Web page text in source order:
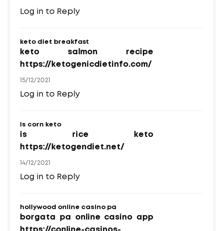
Log in to Reply
keto diet breakfast
keto salmon recipe
https://ketogenicdietinfo.com/
15/12/2021
Log in to Reply
is corn keto
is rice keto
https://ketogendiet.net/
14/12/2021
Log in to Reply
hollywood online casino pa
borgata pa online casino app